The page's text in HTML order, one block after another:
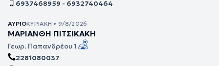
6937468959 - 6932740464
ΑΎΡΙΟΚΥΡΙΑΚΉ • 9/8/2026
ΜΑΡΙΑΝΘΗ ΠΙΤΣΙΚΑΚΗ
Γεωρ. Παπανδρέου 1
2281080037